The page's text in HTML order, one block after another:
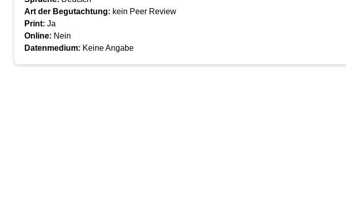
Art der Begutachtung: kein Peer Review
Print: Ja
Online: Nein
Datenmedium: Keine Angabe